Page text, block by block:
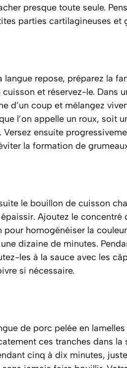
presque toute seule.
parties cartilagineuses et
langue repose, préparez la
et réservez-le. Dans
d’un coup et mélangez
l’on appelle un roux, soit
Versez ensuite
la formation de
le bouillon de cuisson
Ajoutez le
pour homogénéiser la
dizaine de minutes.
les à la sauce avec les
si nécessaire.
de porc pelée en
ces tranches dans la
cinq à dix minutes,